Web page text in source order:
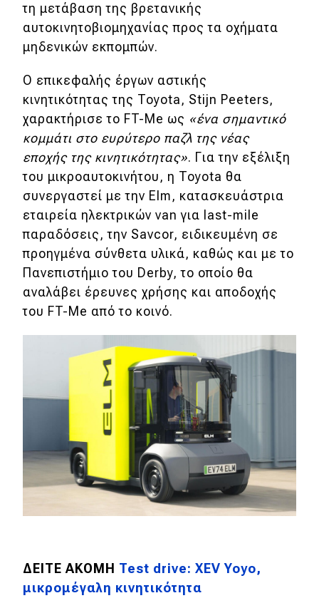
eDRIVE
DRIVE USED
τη μετάβαση της βρετανικής
αυτοκινητοβιομηχανίας προς τα οχήματα
μηδενικών εκπομπών.
O επικεφαλής έργων αστικής
κινητικότητας της Toyota, Stijn Peeters,
χαρακτήρισε το FT-Me ως «ένα σημαντικό
κομμάτι στο ευρύτερο παζλ της νέας
εποχής της κινητικότητας». Για την εξέλιξη
του μικροαυτοκινήτου, η Toyota θα
συνεργαστεί με την Elm, κατασκευάστρια
εταιρεία ηλεκτρικών van για last-mile
παραδόσεις, την Savcor, ειδικευμένη σε
προηγμένα σύνθετα υλικά, καθώς και με το
Πανεπιστήμιο του Derby, το οποίο θα
αναλάβει έρευνες χρήσης και αποδοχής
του FT-Me από το κοινό.
ΔΕΙΤΕ ΑΚΟΜΗ Test drive: XEV Yoyo,
μικρομέγαλη κινητικότητα